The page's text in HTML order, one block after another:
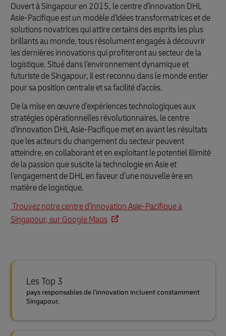
Ouvert à Singapour en 2015, le centre d'innovation DHL
Asie-Pacifique est un modèle d'idées transformatrices et de
solutions novatrices qui attire certains des esprits les plus
brillants au monde, tous résolument engagés à découvrir
les dernières innovations qui profiteront au secteur de la
logistique. Situé dans l'environnement dynamique et
futuriste de Singapour, il est reconnu dans le monde entier
pour sa position centrale et sa facilité d'accès.
De la mise en œuvre d'expériences technologiques aux
stratégies opérationnelles révolutionnaires, le centre
d'innovation DHL Asie-Pacifique met en avant les résultats
que les acteurs du changement du secteur peuvent
atteindre, en collaborant et en exploitant le potentiel illimité
de la passion que suscite la technologie en Asie et
l'engagement de DHL en faveur d’une nouvelle ère en
matière de logistique.
Trouvez notre centre d'innovation Asie-Pacifique à
Singapour, sur Google Maps
Les Top 3
pays responsables de l'innovation incluent constamment
Singapour.